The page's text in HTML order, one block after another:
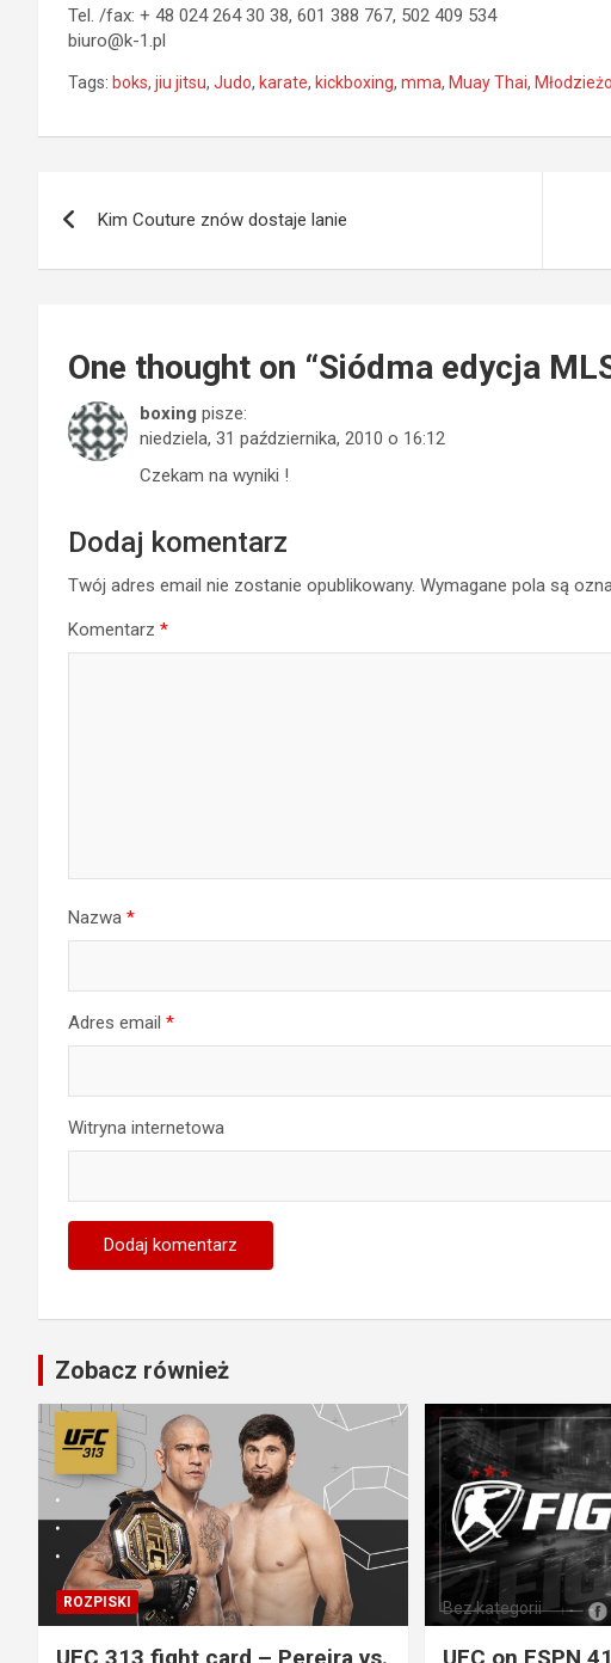
Tel. /fax: + 48 024 264 30 38, 601 388 767, 502 409 534
biuro@k-1.pl
Tags: boks, jiu jitsu, Judo, karate, kickboxing, mma, Muay Thai,
wpisu
Kim Couture znów dostaje lanie
One thought on “Siódma edycja
boxing pisze:
niedziela, 31 października, 2010 o 16:12
Czekam na wyniki !
Dodaj komentarz
Twój adres email nie zostanie opublikowany. Wymagane pola są
Komentarz *
Nazwa *
Adres email *
Witryna internetowa
Zobacz również
ROZPISKI
UFC 313 fight card – Pereira vs.
Bez kategorii
UFC on ESPN